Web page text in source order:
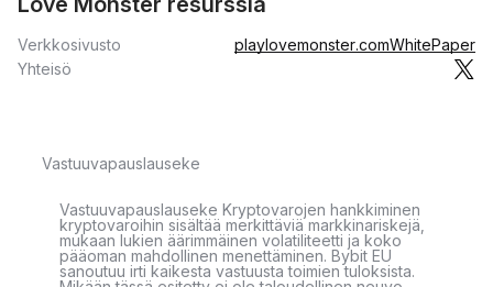
Verkkosivusto playlovemonster.comWhitePaper
Yhteisö
Vastuuvapauslauseke
Vastuuvapauslauseke Kryptovarojen hankkiminen
kryptovaroihin sisältää merkittäviä markkinariskejä,
mukaan lukien äärimmäinen volatiliteetti ja koko
pääoman mahdollinen menettäminen. Bybit EU
sanoutuu irti kaikesta vastuusta toimien tuloksista.